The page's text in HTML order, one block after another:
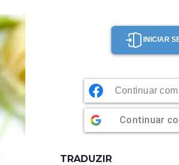
INICIAR
Continuar com
Continuar
TRADUZIR